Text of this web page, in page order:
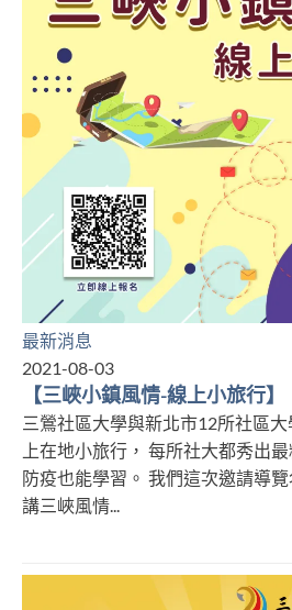
最新消息
2021-08-03
【三峽小鎮風情-線上小旅行】
三鶯社區大學與新北市12所社區
上在地小旅行， 每所社大都秀出
防疫也能學習。 我們這次邀請導
講三峽風情...